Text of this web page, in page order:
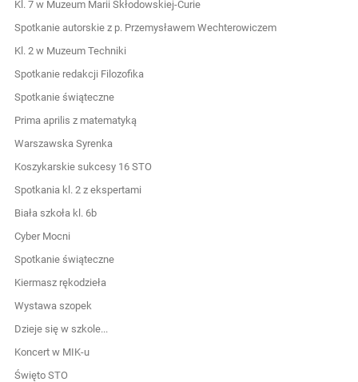
Kl. 7 w Muzeum Marii Skłodowskiej-Curie
Spotkanie autorskie z p. Przemysławem Wechterowiczem
Kl. 2 w Muzeum Techniki
Spotkanie redakcji Filozofika
Spotkanie świąteczne
Prima aprilis z matematyką
Warszawska Syrenka
Koszykarskie sukcesy 16 STO
Spotkania kl. 2 z ekspertami
Biała szkoła kl. 6b
Cyber Mocni
Spotkanie świąteczne
Kiermasz rękodzieła
Wystawa szopek
Dzieje się w szkole...
Koncert w MIK-u
Święto STO